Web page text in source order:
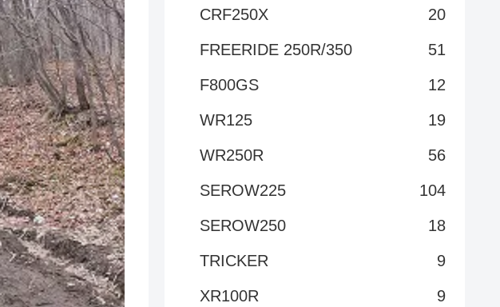
CRF250X
20
FREERIDE 250R/350
51
F800GS
12
WR125
19
WR250R
56
SEROW225
104
SEROW250
18
TRICKER
9
XR100R
9